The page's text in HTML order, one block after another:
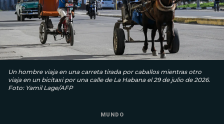
Un hombre viaja en una carreta tirada por caballos mientras otro
viaja en un bicitaxi por una calle de La Habana el 29 de julio de 2026.
Foto: Yamil Lage/AFP
MUNDO